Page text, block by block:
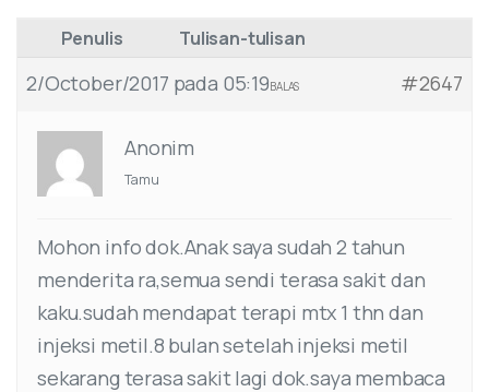
Penulis Tulisan-tulisan
2/October/2017 pada 05:19 #2647
BALAS
Anonim
Tamu
Mohon info dok.Anak saya sudah 2 tahun
menderita ra,semua sendi terasa sakit dan
kaku.sudah mendapat terapi mtx 1 thn dan
injeksi metil.8 bulan setelah injeksi metil
sekarang terasa sakit lagi dok.saya membaca